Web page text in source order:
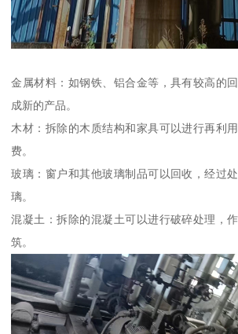
金属材料：如钢铁、铝合金等，具有较高的
成新的产品。
木材：拆除的木质结构和家具可以进行再利
费。
玻璃：窗户和其他玻璃制品可以回收，经过
璃。
混凝土：拆除的混凝土可以进行破碎处理，
筑。